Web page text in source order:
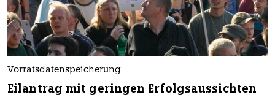
Vorratsdatenspeicherung
Eilantrag mit geringen Erfolgsaussichten